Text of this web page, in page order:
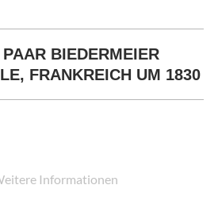
BIEDERMEIER
FRANKREICH UM 1830
Informationen